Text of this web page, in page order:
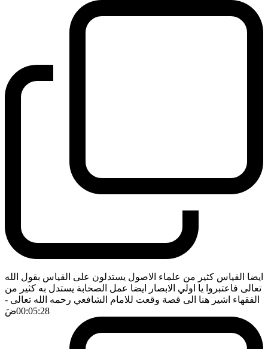
ايضا القياس كثير من علماء الاصول يستدلون على القياس بقول الله
تعالى فاعتبروا يا اولي الابصار ايضا عمل الصحابة يستدل به كثير من
الفقهاء اشير هنا الى قصة وقعت للامام الشافعي رحمه الله تعالى -
00:05:28ضَ